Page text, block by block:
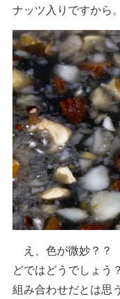
ナッツ入りですから。
え、色が微妙？
どではどうでしょ
組み合わせだとは思